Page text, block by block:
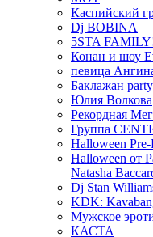
Каспийский
Dj BOBINA
5STA
Конан и шоу
певица
Баклажан party
Юлия Волкова
Рекордная
Группа
Halloween
Halloween от
Natasha
Dj Stan
KDK:
Мужское
КАСТА